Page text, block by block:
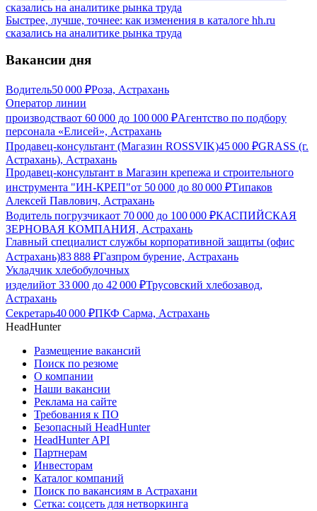
Быстрее, лучше, точнее: как изменения в каталоге hh.ru
сказались на аналитике рынка труда
Вакансии дня
Водитель50 000 ₽Роза, Астрахань
Оператор линии
производстваот 60 000 до 100 000 ₽Агентство по подбору
персонала «Елисей», Астрахань
Продавец-консультант (Магазин ROSSVIK)45 000 ₽GRASS (г.
Астрахань), Астрахань
Продавец-консультант в Магазин крепежа и строительного
инструмента "ИН-КРЕП"от 50 000 до 80 000 ₽Типаков
Алексей Павлович, Астрахань
Водитель погрузчикаот 70 000 до 100 000 ₽КАСПИЙСКАЯ
ЗЕРНОВАЯ КОМПАНИЯ, Астрахань
Главный специалист службы корпоративной защиты (офис
Астрахань)83 888 ₽Газпром бурение, Астрахань
Укладчик хлебобулочных
изделийот 33 000 до 42 000 ₽Трусовский хлебозавод,
Астрахань
Секретарь40 000 ₽ПКФ Сарма, Астрахань
HeadHunter
Размещение вакансий
Поиск по резюме
О компании
Наши вакансии
Реклама на сайте
Требования к ПО
Безопасный HeadHunter
HeadHunter API
Партнерам
Инвесторам
Каталог компаний
Поиск по вакансиям в Астрахани
Сетка: соцсеть для нетворкинга